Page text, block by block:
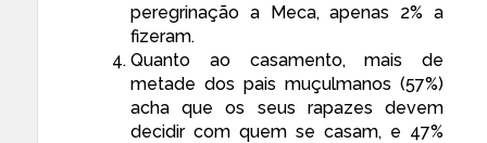
peregrinação a Meca, apenas 2% a
fizeram.
Quanto ao casamento, mais de
metade dos pais muçulmanos (57%)
acha que os seus rapazes devem
decidir com quem se casam, e 47%